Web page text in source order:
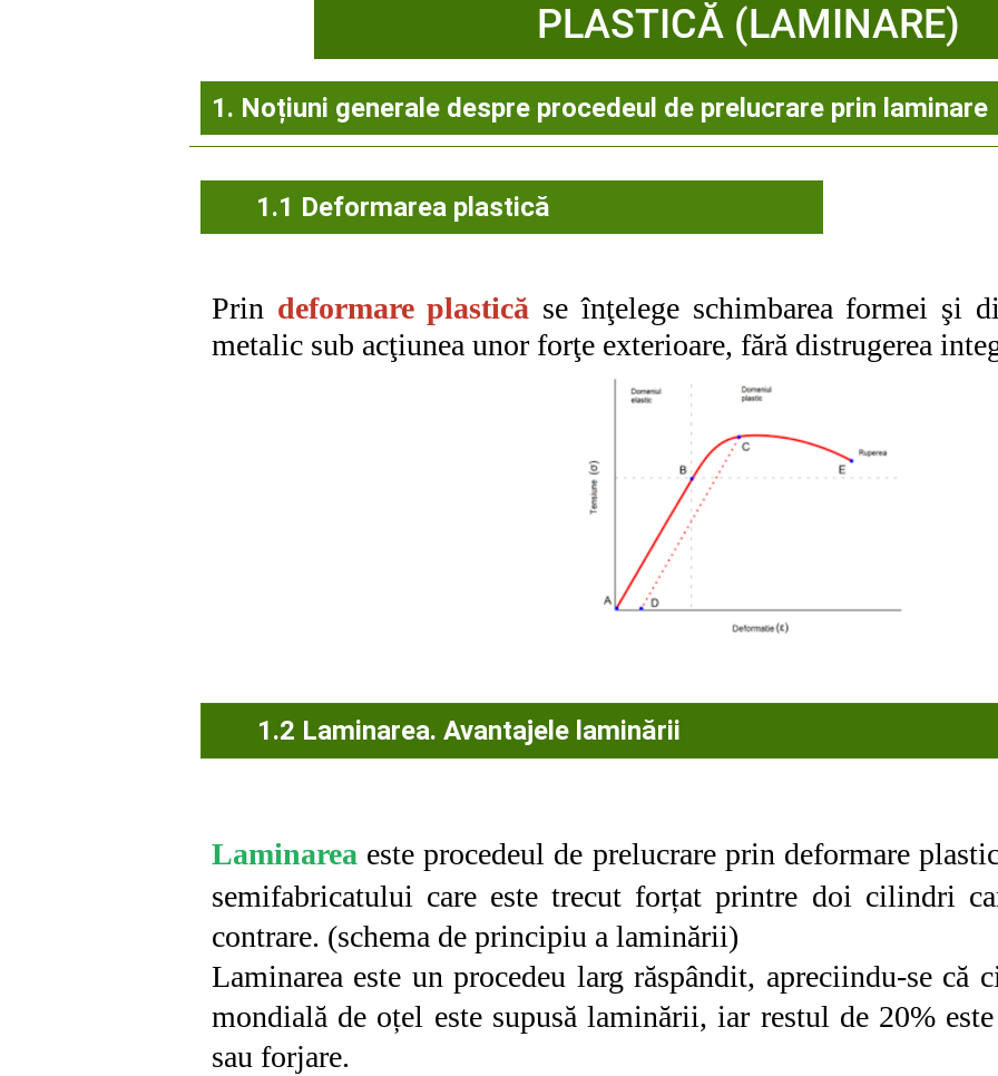
PLASTICĂ (LAMINARE)
1. Noțiuni generale despre procedeul de prelucrare prin laminare
1.1 Deformarea plastică
Prin deformare plastică se înţelege schimbarea formei şi
metalic sub acţiunea unor forţe exterioare, fără distrugerea
1.2 Laminarea. Avantajele laminării
Laminarea este procedeul de prelucrare prin deformare
semifabricatului care este trecut forțat printre doi cilindri
contrare. (schema de principiu a laminării)
Laminarea este un procedeu larg răspândit, apreciindu-se că
mondială de oțel este supusă laminării, iar restul de 20%
sau forjare.